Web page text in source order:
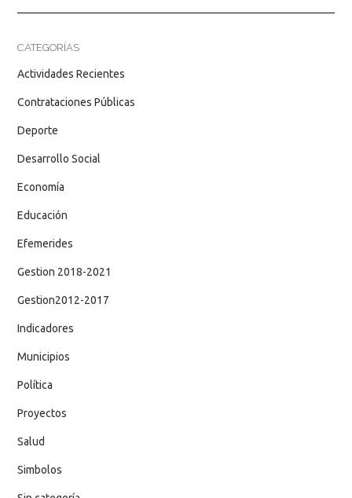
CATEGORÍAS
Actividades Recientes
Contrataciones Públicas
Deporte
Desarrollo Social
Economía
Educación
Efemerides
Gestion 2018-2021
Gestion2012-2017
Indicadores
Municipios
Política
Proyectos
Salud
Simbolos